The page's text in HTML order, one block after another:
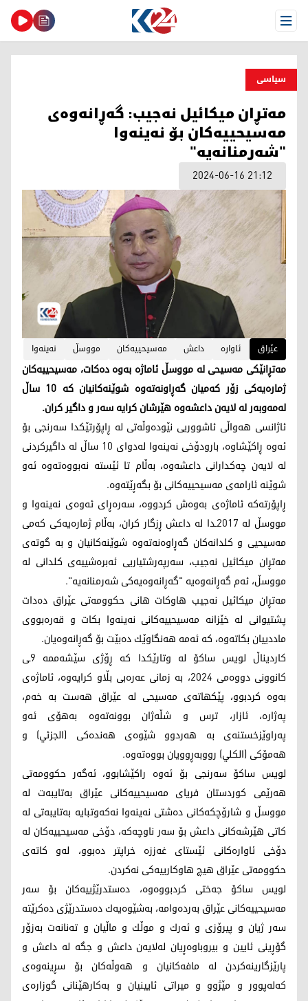
Open Menu
سیاسی
مه‌تڕان میكائیل نه‌جیب: گه‌ڕانه‌وه‌ی
مه‌سیحییه‌كان بۆ نه‌ینه‌وا
"شه‌رمنانه‌یه‌"
2024-06-16 21:12
عێراق ئاواره‌ داعش مه‌سیحییه‌كان مووسڵ نه‌ینه‌وا
مه‌تڕانێكی مه‌سیحی له‌ مووسڵ ئاماژه‌ به‌وه‌ ده‌كات، مه‌سیحییه‌كان
ژماره‌یه‌كی زۆر كه‌میان گه‌ڕاونه‌ته‌وه‌ شوێنه‌كانیان كه‌ 10 ساڵ
له‌مه‌وبه‌ر له‌ لایه‌ن داعشه‌وه‌ هێرشان كرایه‌ سه‌ر و داگیر كران.
ئاژانسی هه‌واڵی ئاشووریی نێوده‌وڵه‌تی له‌ ڕاپۆرتێكدا سه‌رنجی بۆ
ئه‌وه‌ ڕاكێشاوه‌، بارودۆخی نه‌ینه‌وا له‌دوای 10 ساڵ له‌ داگیركردنی
له‌ لایه‌ن چه‌كدارانی داعشه‌وه‌، به‌ڵام تا ئێسته‌ نه‌بووه‌ته‌وه‌ ئه‌و
شوێنه‌ ئارامه‌ی مه‌سیحییه‌كانی بۆ بگه‌ڕێته‌وه‌.
ڕاپۆرته‌كه‌ ئاماژه‌ی به‌وه‌ش كردووه‌، سه‌ره‌ڕای ئه‌وه‌ی نه‌ینه‌وا و
مووسڵ له‌ 2017ـدا له‌ داعش ڕزگار كران، به‌ڵام ژماره‌یه‌كی كه‌می
مه‌سیحیی و كلدانه‌كان گه‌ڕاوه‌نه‌ته‌وه‌ شوێنه‌كانیان و به‌ گوته‌ی
مه‌تڕان میكائیل نه‌جیب، سه‌رپه‌رشتیاریی ئه‌بره‌شییه‌ی كلدانی له‌
مووسڵ، ئه‌م گه‌ڕانه‌وه‌یه‌ "گه‌ڕانه‌وه‌یه‌كی شه‌رمنانه‌یه‌".
مه‌تڕان میكائیل نه‌جیب هاوكات هانی حكوومه‌تی عێراق ده‌دات
پشتیوانی له‌ خێزانه‌ مه‌سیحییه‌كانی نه‌ینه‌وا بكات و قه‌ره‌بووی
ماددییان بكاته‌وه‌، كه‌ ئه‌مه‌ هه‌نگاوێك ده‌بێت بۆ گه‌ڕانه‌وه‌یان.
كاردیناڵ لویس ساكۆ له‌ وتارێكدا كه‌ ڕۆژی سێشه‌ممه‌ 9ـی
كانوونی دووه‌می 2024، به‌ زمانی عه‌ره‌بی بڵاو كرایه‌وه‌‌، ئاماژه‌ی
به‌وه‌ كردبوو‌، پێكهاته‌ی مه‌سیحی له‌ عێراق هه‌ست به‌ خه‌م،
په‌ژاره‌، ئازار، ترس و شڵه‌ژان بوونه‌ته‌وه‌ به‌هۆی ئه‌و
په‌راوێزخستنه‌ی به‌ هه‌ردوو شێوه‌ی هه‌نده‌كی (الجزئي) و
هه‌مۆكی (الكلي) رووبه‌ڕوویان بووه‌ته‌وه‌.
لویس ساكۆ سه‌رنجی بۆ ئه‌وه‌ راكێشابوو،‌ ئه‌گه‌ر حكوومه‌تی
هه‌رێمی كوردستان فریای مه‌سیحییه‌كانی عێراق به‌تایبه‌ت له‌
مووسڵ و شارۆچكه‌كانی ده‌شتی نه‌ینه‌وا نه‌كه‌وتبایه‌ به‌تایبه‌تی له‌
كاتی هێرشه‌كانی داعش بۆ سه‌ر ناوچه‌كه‌، دۆخی مه‌سیحییه‌كان له‌
دۆخی ئاواره‌كانی ئێستای غه‌ززه‌ خراپتر ده‌بوو، له‌و كاته‌ی
حكوومه‌تی عێراق هیچ هاوكارییه‌كی نه‌كردن.
لویس ساكۆ جه‌ختی كردبووه‌وه‌، ده‌ستدرێژییه‌كان بۆ سه‌ر
مه‌سیحییه‌كانی عێراق به‌رده‌وامه‌، به‌شێوه‌یه‌ك ده‌ستدرێژی ده‌كرێته‌
سه‌ر ژیان و پیرۆزی و ئه‌رك و موڵك و ماڵیان و ته‌نانه‌ت به‌زۆر
گۆڕینی ئایین و بیروباوه‌ڕیان له‌لایه‌ن داعش و جگه‌ له‌ داعش و
پارێزگارینه‌كردن له‌ مافه‌كانیان و هه‌وڵه‌كان بۆ سڕینه‌وه‌ی
كه‌له‌پوور و مێژوو و میراتی ئایینیان و به‌كارهێنانی گوزاره‌ی